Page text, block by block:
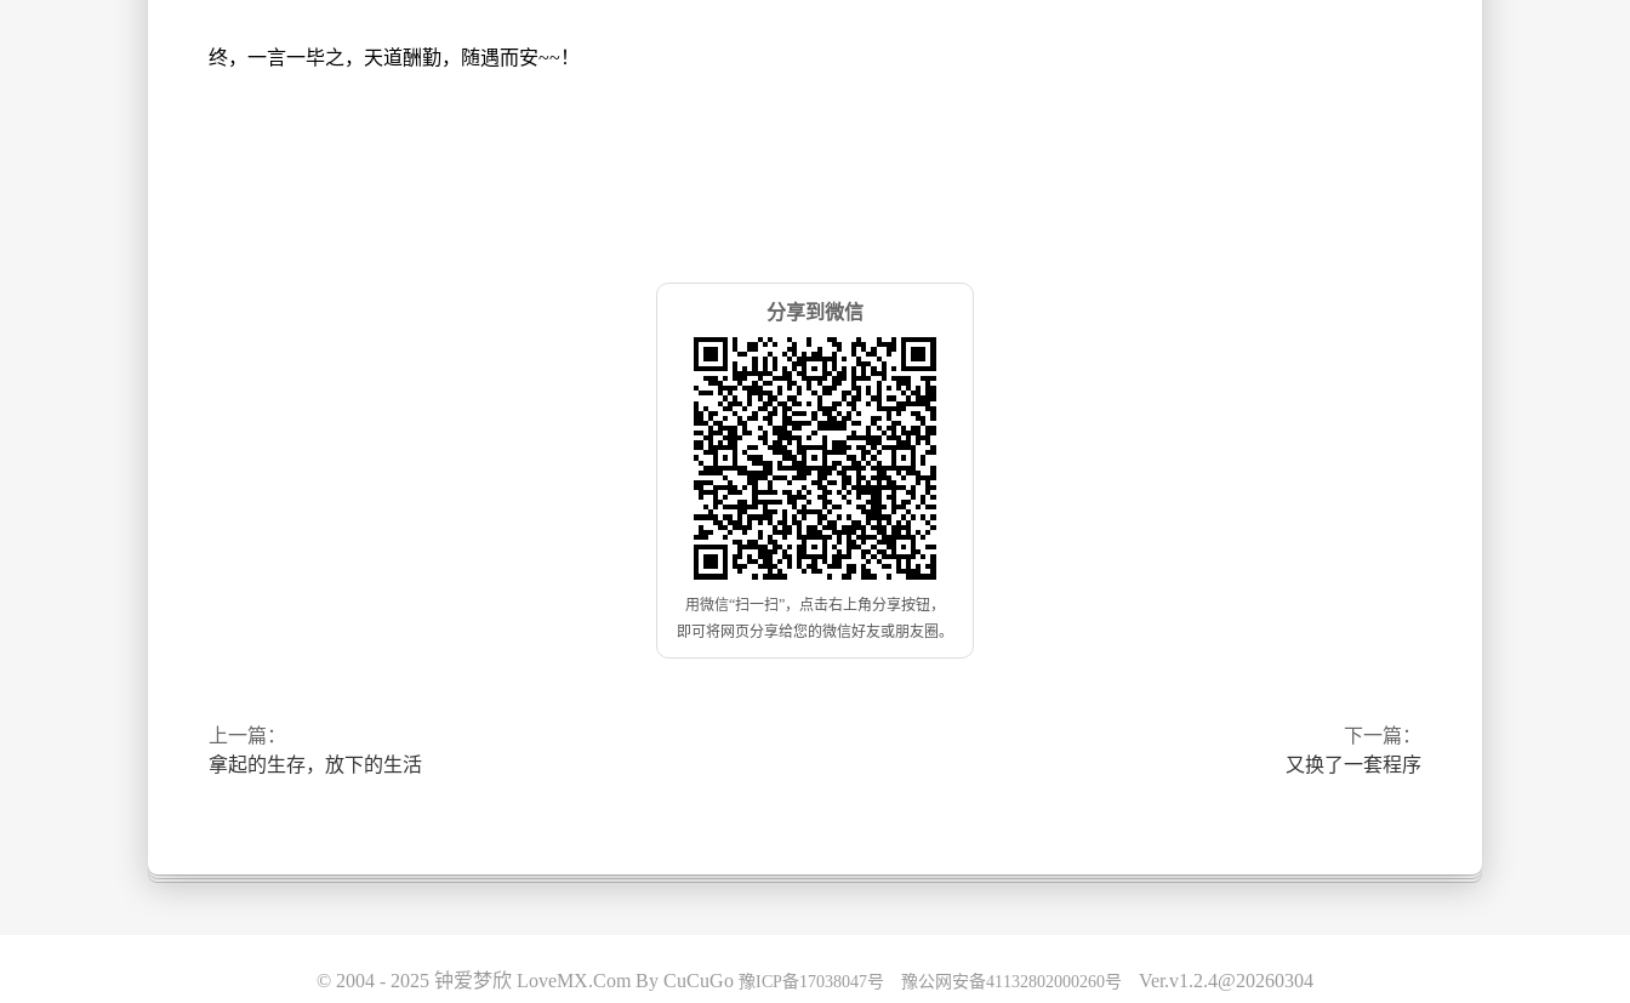
终，一言一毕之，天道酬勤，随遇而安~~！
分享到微信
用微信“扫一扫”，点击右上角分享按钮，
即可将网页分享给您的微信好友或朋友圈。
上一篇：
拿起的生存，放下的生活
下一篇：
又换了一套程序
© 2004 - 2025 钟爱梦欣 LoveMX.Com By CuCuGo 豫ICP备17038047号 豫公网安备41132802000260号 Ver.v1.2.4@20260304